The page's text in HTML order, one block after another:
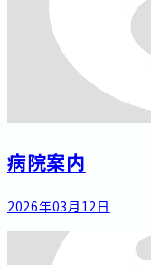
病院案内
2026年03月12日